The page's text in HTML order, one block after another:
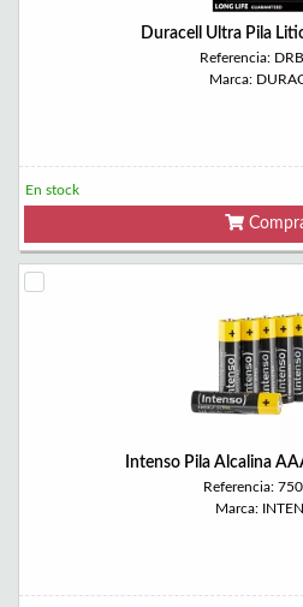
Duracell Ultra Pila
Referencia:
Marca:
En stock
Intenso Pila Alcalina
Referencia:
Marca: